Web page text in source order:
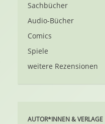
Sachbücher
Audio-Bücher
Comics
Spiele
weitere Rezensionen
AUTOR*INNEN & VERLAGE